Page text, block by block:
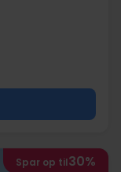
Spar op til30%